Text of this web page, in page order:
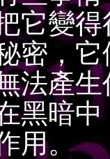
它變
密，
法產
黑暗
用。